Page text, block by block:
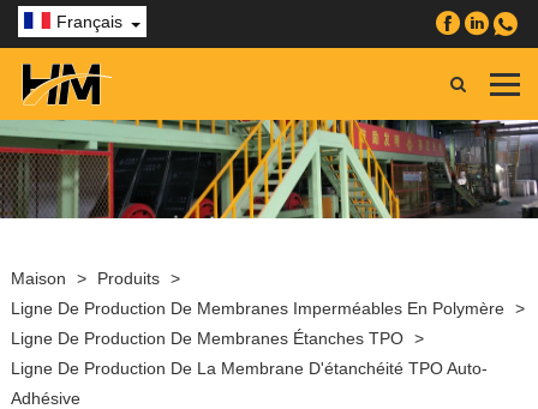
Français
Maison > Produits >
Ligne De Production De Membranes Imperméables En Polymère >
Ligne De Production De Membranes Étanches TPO >
Ligne De Production De La Membrane D'étanchéité TPO Auto-
Adhésive